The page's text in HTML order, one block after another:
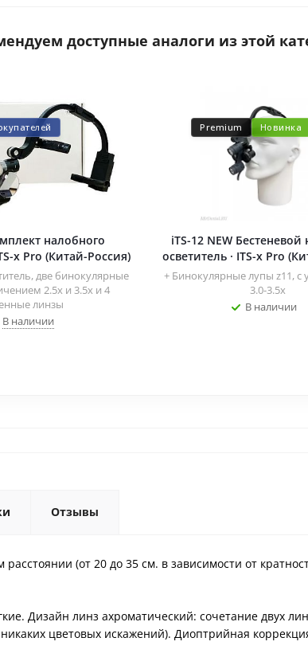
доступные аналоги из этой
налобного
x Pro (Китай-Россия)
две бинокулярные
2.5x и 3.5x и 4
линзы
В наличии
Premium Новинка
iTS-12 NEW
осветитель · ITS-x Pro
+ Бинокулярные лупы z11, с
3.0-3.5х
В наличии
Отзывы
(от 20 до 35 см. в зависимости от
Дизайн линз ахроматический: сочетание двух
цветовых искажений). Диоптрийная